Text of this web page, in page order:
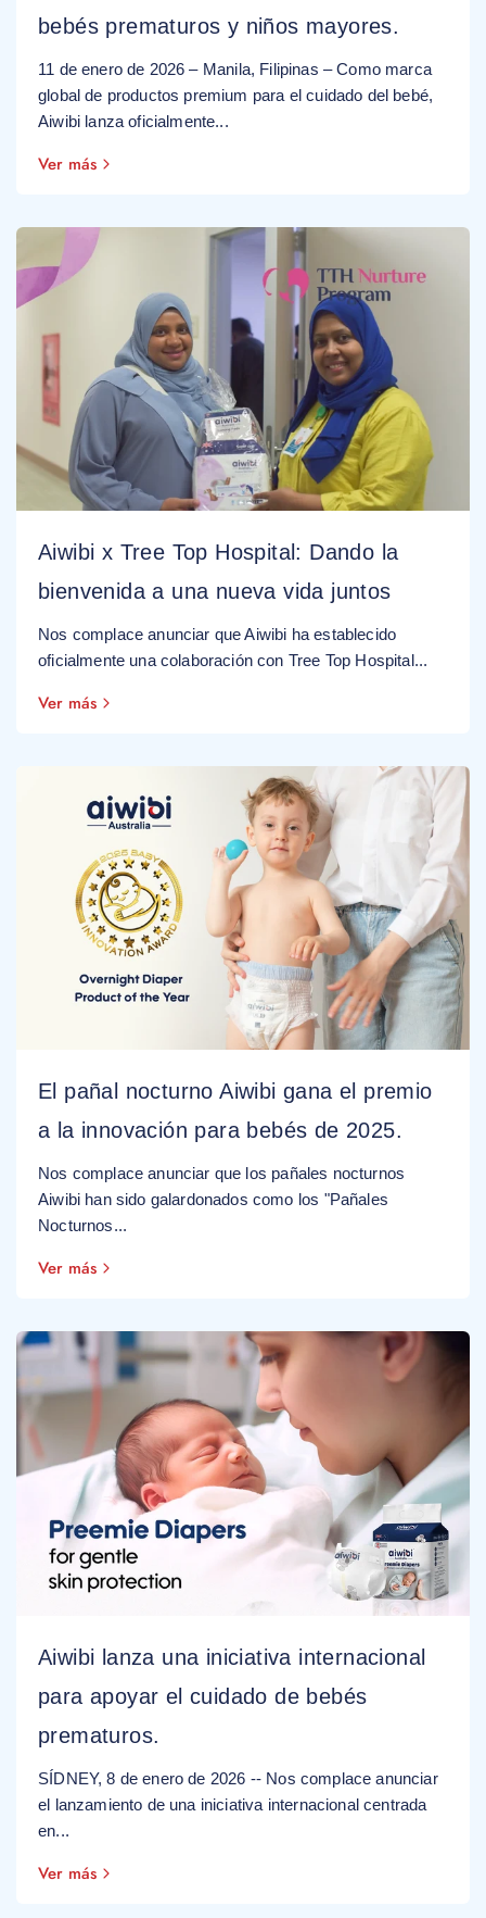
bebés prematuros y niños mayores.
11 de enero de 2026 – Manila, Filipinas – Como marca
global de productos premium para el cuidado del bebé,
Aiwibi lanza oficialmente...
Ver más
Aiwibi x Tree Top Hospital: Dando la
bienvenida a una nueva vida juntos
Nos complace anunciar que Aiwibi ha establecido
oficialmente una colaboración con Tree Top Hospital...
Ver más
El pañal nocturno Aiwibi gana el premio
a la innovación para bebés de 2025.
Nos complace anunciar que los pañales nocturnos
Aiwibi han sido galardonados como los "Pañales
Nocturnos...
Ver más
Aiwibi lanza una iniciativa internacional
para apoyar el cuidado de bebés
prematuros.
SÍDNEY, 8 de enero de 2026 -- Nos complace anunciar
el lanzamiento de una iniciativa internacional centrada
en...
Ver más